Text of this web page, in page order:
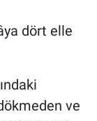
dört elle
ve